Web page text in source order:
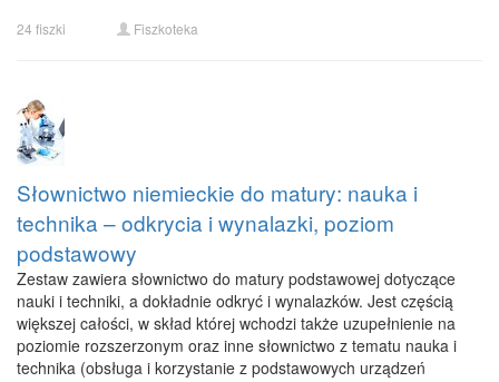
24 fiszki Fiszkoteka
Słownictwo niemieckie do matury: nauka i
technika – odkrycia i wynalazki, poziom
podstawowy
Zestaw zawiera słownictwo do matury podstawowej dotyczące
nauki i techniki, a dokładnie odkryć i wynalazków. Jest częścią
większej całości, w skład której wchodzi także uzupełnienie na
poziomie rozszerzonym oraz inne słownictwo z tematu nauka i
technika (obsługa i korzystanie z podstawowych urządzeń